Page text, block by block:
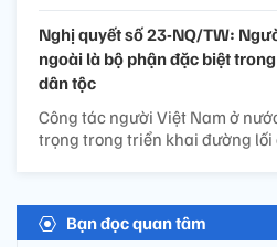
Nghị quyết số 23-NQ/TW:
ngoài là bộ phận đặc biệt
dân tộc
Công tác người Việt Nam ở
trọng trong triển khai đường
Bạn đọc quan tâm